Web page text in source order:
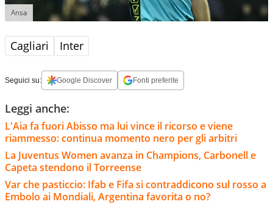
Ansa
Cagliari Inter
Seguici su: Google Discover Fonti preferite
Leggi anche:
L'Aia fa fuori Abisso ma lui vince il ricorso e viene
riammesso: continua momento nero per gli arbitri
La Juventus Women avanza in Champions, Carbonell e
Capeta stendono il Torreense
Var che pasticcio: Ifab e Fifa si contraddicono sul rosso a
Embolo ai Mondiali, Argentina favorita o no?